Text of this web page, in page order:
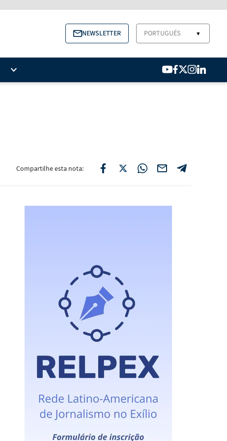
NEWSLETTER PORTUGUÉS ▼
Compartilhe esta nota: